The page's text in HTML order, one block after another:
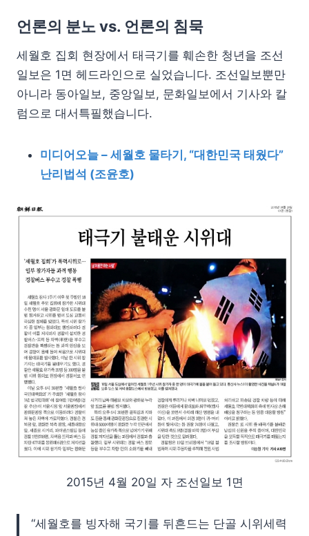
언론의 분노 vs. 언론의 침묵
세월호 집회 현장에서 태극기를 훼손한 청년을 조선
일보은 1면 헤드라인으로 실었습니다. 조선일보뿐만
아니라 동아일보, 중앙일보, 문화일보에서 기사와 칼
럼으로 대서특필했습니다.
미디어오늘 – 세월호 물타기, “대한민국 태웠다”
난리법석 (조윤호)
2015년 4월 20일 자 조선일보 1면
“세월호를 빙자해 국기를 뒤흔드는 단골 시위세력